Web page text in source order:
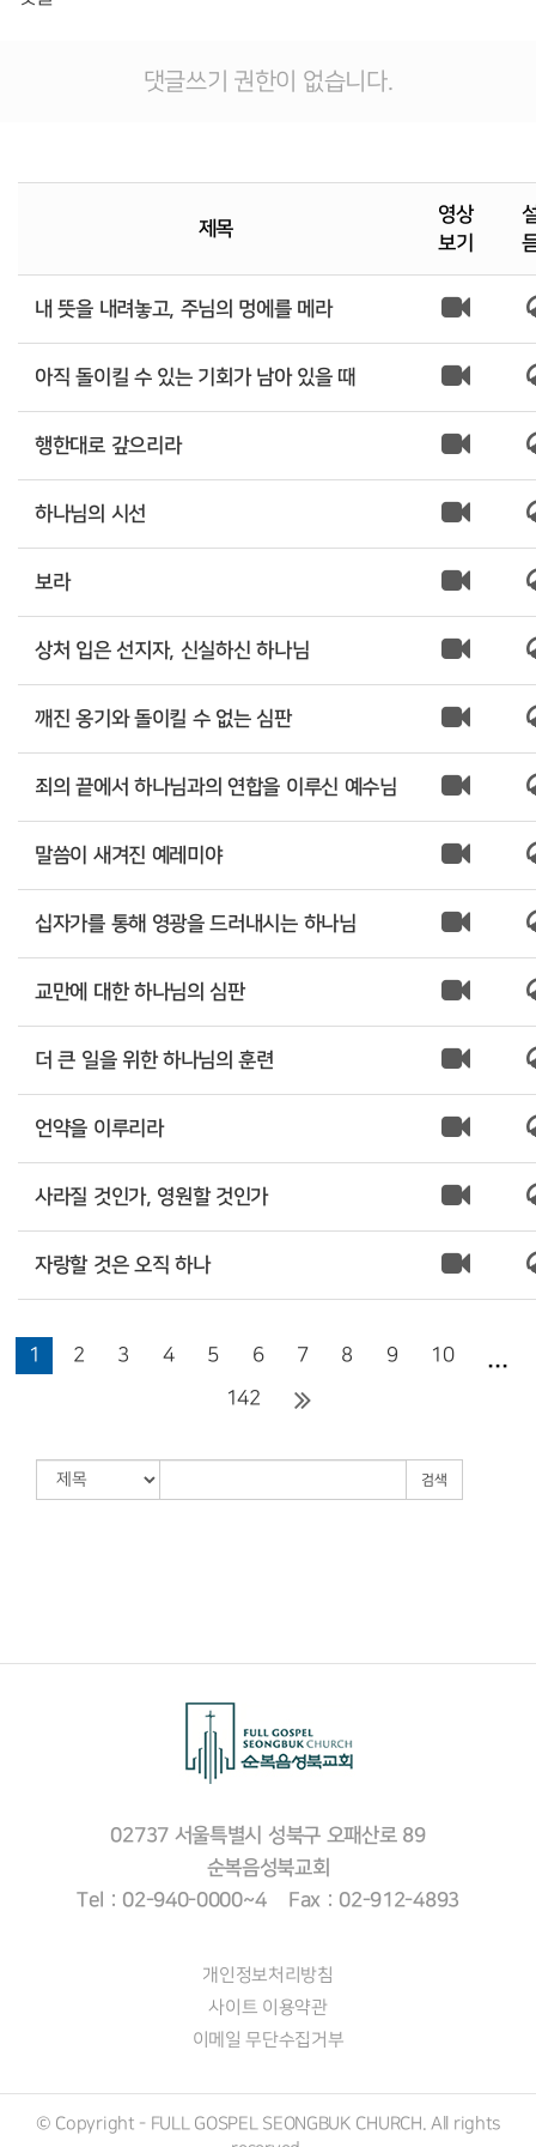
댓글쓰기 권한이 없습니다.
제목
영상
보기
내 뜻을 내려놓고, 주님의 멍에를 메라
아직 돌이킬 수 있는 기회가 남아 있을 때
행한대로 갚으리라
하나님의 시선
보라
상처 입은 선지자, 신실하신 하나님
깨진 옹기와 돌이킬 수 없는 심판
죄의 끝에서 하나님과의 연합을 이루신 예수님
말씀이 새겨진 예레미야
십자가를 통해 영광을 드러내시는 하나님
교만에 대한 하나님의 심판
더 큰 일을 위한 하나님의 훈련
언약을 이루리라
사라질 것인가, 영원할 것인가
자랑할 것은 오직 하나
1 2 3 4 5 6 7 8 9 10 ...
142
검색
02737 서울특별시 성북구 오패산로 89
순복음성북교회
Tel : 02-940-0000~4 Fax : 02-912-4893
개인정보처리방침
사이트 이용약관
이메일 무단수집거부
© Copyright - FULL GOSPEL SEONGBUK CHURCH. All rights